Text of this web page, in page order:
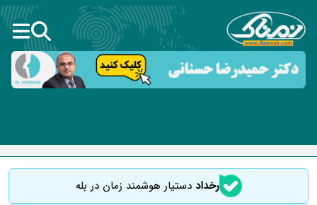
رخداددستیار هوشمند زمان در بله